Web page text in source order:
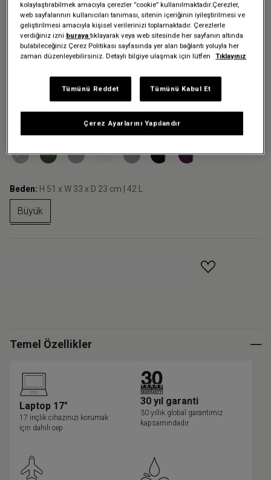
TRAVELPACK TARP RED SEYAHAT ÇANTASI
TRAVELPACK TARP RED
SEYAHAT ÇANTASI
4.899,30 TL
6.999,00 TL -%30
Renk:Tarp Red
Beden: H 51 x W 33 x D 23 cm | 42 L
Büyük
Temel Özellikler
Laptop 17"
17 inçlik cihazınızı korumak
için dahili cep
30 yıl garanti
30 yıllık global garantimiz
kapsamındadır
kolaylaştırabilmek amacıyla çerezler ”cookie” kullanılmaktadır.Çerezler,
web sayfalarının kullanıcıları tanıması, sitenin içeriğinin iyileştirilmesi ve
geliştirilmesi amacıyla kişisel verilerinizi toplamaktadır. Çerezlerle
verdiğiniz izni burayatıklayarak veya web sitesinde her sayfanın altında
bulabileceğiniz Çerez Politikası sayfasında yer alan bağlantı yoluyla her
zaman düzenleyebilirsiniz. Detaylı bilgiye ulaşmak için lütfen
Tıklayınız
Çerez Ayarlarını Yapılandır
Tümünü Reddet Tümünü Kabul Et